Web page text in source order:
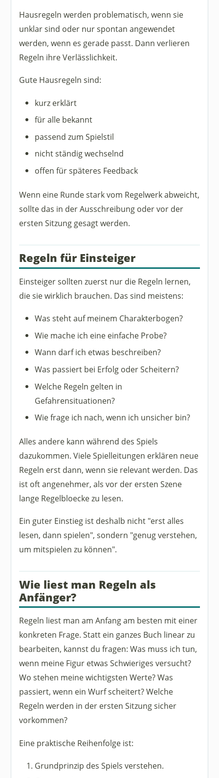
Hausregeln werden problematisch, wenn sie
unklar sind oder nur spontan angewendet
werden, wenn es gerade passt. Dann verlieren
Regeln ihre Verlässlichkeit.
Gute Hausregeln sind:
kurz erklärt
für alle bekannt
passend zum Spielstil
nicht ständig wechselnd
offen für späteres Feedback
Wenn eine Runde stark vom Regelwerk abweicht,
sollte das in der Ausschreibung oder vor der
ersten Sitzung gesagt werden.
Regeln für Einsteiger
Einsteiger sollten zuerst nur die Regeln lernen,
die sie wirklich brauchen. Das sind meistens:
Was steht auf meinem Charakterbogen?
Wie mache ich eine einfache Probe?
Wann darf ich etwas beschreiben?
Was passiert bei Erfolg oder Scheitern?
Welche Regeln gelten in
Gefahrensituationen?
Wie frage ich nach, wenn ich unsicher bin?
Alles andere kann während des Spiels
dazukommen. Viele Spielleitungen erklären neue
Regeln erst dann, wenn sie relevant werden. Das
ist oft angenehmer, als vor der ersten Szene
lange Regelbloecke zu lesen.
Ein guter Einstieg ist deshalb nicht "erst alles
lesen, dann spielen", sondern "genug verstehen,
um mitspielen zu können".
Wie liest man Regeln als
Anfänger?
Regeln liest man am Anfang am besten mit einer
konkreten Frage. Statt ein ganzes Buch linear zu
bearbeiten, kannst du fragen: Was muss ich tun,
wenn meine Figur etwas Schwieriges versucht?
Wo stehen meine wichtigsten Werte? Was
passiert, wenn ein Wurf scheitert? Welche
Regeln werden in der ersten Sitzung sicher
vorkommen?
Eine praktische Reihenfolge ist:
Grundprinzip des Spiels verstehen.